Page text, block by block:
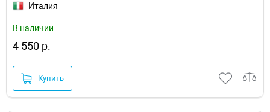
Италия
В наличии
4 550 р.
Купить